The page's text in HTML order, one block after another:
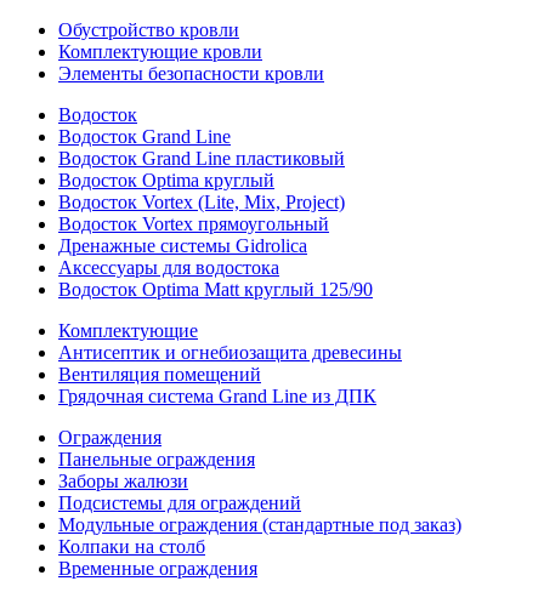
Обустройство кровли
Комплектующие кровли
Элементы безопасности кровли
Водосток
Водосток Grand Line
Водосток Grand Line пластиковый
Водосток Optima круглый
Водосток Vortex (Lite, Mix, Project)
Водосток Vortex прямоугольный
Дренажные системы Gidrolica
Аксессуары для водостока
Водосток Optima Matt круглый 125/90
Комплектующие
Антисептик и огнебиозащита древесины
Вентиляция помещений
Грядочная система Grand Line из ДПК
Ограждения
Панельные ограждения
Заборы жалюзи
Подсистемы для ограждений
Модульные ограждения (стандартные под заказ)
Колпаки на столб
Временные ограждения